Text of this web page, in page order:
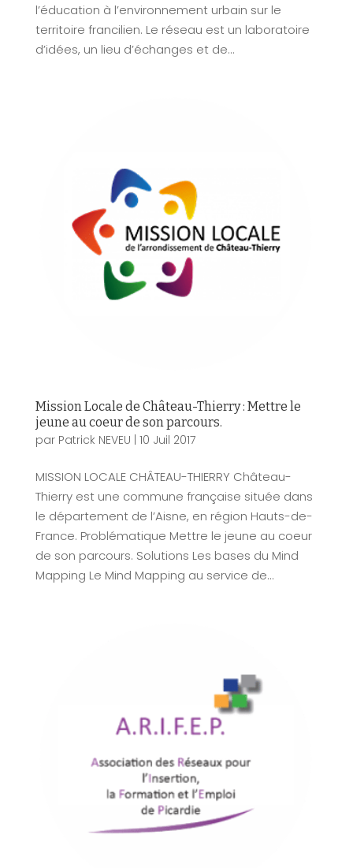
l’éducation à l’environnement urbain sur le
territoire francilien. Le réseau est un laboratoire
d’idées, un lieu d’échanges et de...
Mission Locale de Château-Thierry : Mettre le
jeune au coeur de son parcours.
par Patrick NEVEU | 10 Juil 2017
MISSION LOCALE CHÂTEAU-THIERRY Château-
Thierry est une commune française située dans
le département de l’Aisne, en région Hauts-de-
France. Problématique Mettre le jeune au coeur
de son parcours. Solutions Les bases du Mind
Mapping Le Mind Mapping au service de...